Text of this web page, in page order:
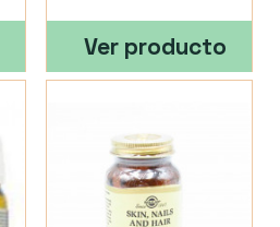
Ver producto